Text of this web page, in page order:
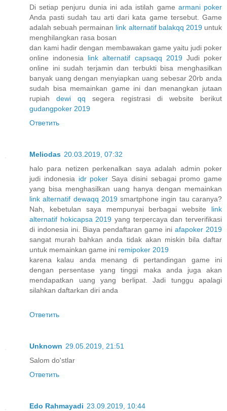
Di setiap penjuru dunia ini ada istilah game armani poker
Anda pasti sudah tau arti dari kata game tersebut. Game
adalah sebuah permainan link alternatif balakqq 2019untuk
menghilangkan rasa bosan
dan kami hadir dengan membawakan game yaitu judi poker
online indonesia link alternatif capsaqq 2019Judi poker
online ini sudah terjamin dan terbukti bisa menghasilkan
banyak uang dengan menyiapkan uang sebesar 20rb anda
sudah bisa memainkan game ini dan menangkan jutaan
rupiah dewi qq segera registrasi di website berikut
gudangpoker 2019
Ответить
Meliodas 20.03.2019, 07:32
halo para netizen perkenalkan saya adalah admin poker
judi indonesia idr poker Saya disini sebagai promo game
yang bisa menghasilkan uang hanya dengan memainkan
link alternatif dewaqq 2019smartphone ingin tau caranya?
Nah, kebetulan saya mempunyai berbagai website link
alternatif hokicapsa 2019 yang terpercaya dan terverifikasi
di indonesia ini. Biaya pendaftaran game ini afapoker 2019
sangat murah bahkan anda tidak akan miskin bila daftar
untuk memainkan game ini remipoker 2019
karena kalau anda menang di pertandingan game ini
dengan persentase yang tinggi maka anda juga akan
mendapatkan uang yang berlipat. Jadi tunggu apalagi
silahkan daftarkan diri anda
Ответить
Unknown 29.05.2019, 21:51
Salom do'stlar
Ответить
Edo Rahmayadi 23.09.2019, 10:44